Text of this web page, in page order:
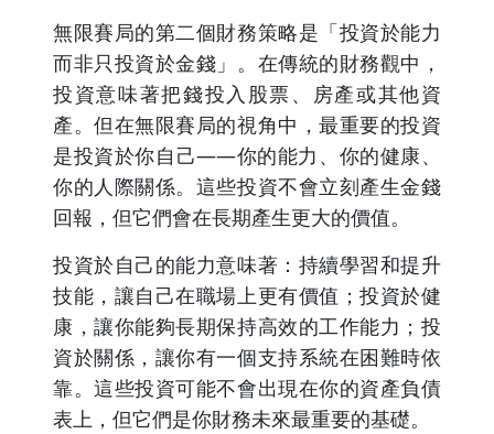
無限賽局的第二個財務策略是「投資於能力
而非只投資於金錢」。在傳統的財務觀中，
投資意味著把錢投入股票、房產或其他資
產。但在無限賽局的視角中，最重要的投資
是投資於你自己——你的能力、你的健康、
你的人際關係。這些投資不會立刻產生金錢
回報，但它們會在長期產生更大的價值。
投資於自己的能力意味著：持續學習和提升
技能，讓自己在職場上更有價值；投資於健
康，讓你能夠長期保持高效的工作能力；投
資於關係，讓你有一個支持系統在困難時依
靠。這些投資可能不會出現在你的資產負債
表上，但它們是你財務未來最重要的基礎。